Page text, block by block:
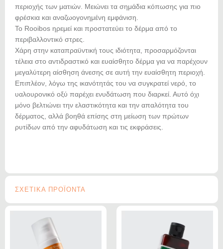
περιοχής των ματιών. Μειώνει τα σημάδια κόπωσης για πιο
φρέσκια και αναζωογονημένη εμφάνιση.
Το Rooibos ηρεμεί και προστατεύει το δέρμα από το
περιβαλλοντικό στρες.
Χάρη στην καταπραϋντική τους ιδιότητα, προσαρμόζονται
τέλεια στο αντιδραστικό και ευαίσθητο δέρμα για να παρέχουν
μεγαλύτερη αίσθηση άνεσης σε αυτή την ευαίσθητη περιοχή.
Επιπλέον, λόγω της ικανότητάς του να συγκρατεί νερό, το
υαλουρονικό οξύ παρέχει ενυδάτωση που διαρκεί. Αυτό όχι
μόνο βελτιώνει την ελαστικότητα και την απαλότητα του
δέρματος, αλλά βοηθά επίσης στη μείωση των πρώτων
ρυτίδων από την αφυδάτωση και τις εκφράσεις.
ΣΧΕΤΙΚΑ ΠΡΟΪΟΝΤΑ